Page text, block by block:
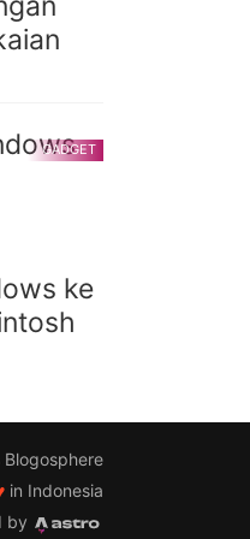
GADGET
ke
Blogosphere
in Indonesia
by